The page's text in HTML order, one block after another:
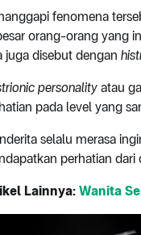
fenomena
orang-orang yang
juga disebut dengan
personality atau
pada level yang
selalu merasa
perhatian dari
Lainnya: Wanita